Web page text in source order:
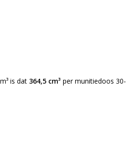
is dat 364,5 cm³ per munitiedoos 30-